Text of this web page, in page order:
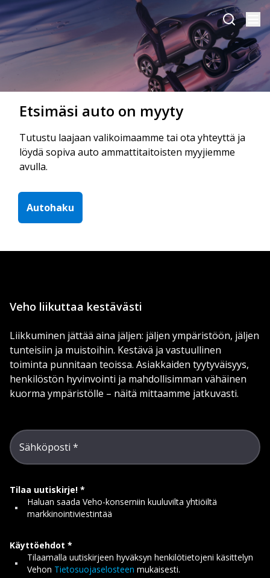
Etsimäsi auto on myyty
Tutustu laajaan valikoimaamme tai ota yhteyttä ja
löydä sopiva auto ammattitaitoisten myyjiemme
avulla.
Autohaku
Veho liikuttaa kestävästi
Liikkuminen jättää aina jäljen: jäljen ympäristöön, jäljen
tunteisiin ja muistoihin. Kestävä ja vastuullinen
toiminta punnitaan teoissa. Asiakkaiden tyytyväisyys,
henkilöstön hyvinvointi ja mahdollisimman vähäinen
kuorma ympäristölle – näitä mittaamme jatkuvasti.
Sähköposti
Tilaa uutiskirje!
Haluan saada Veho-konserniin kuuluvilta yhtiöiltä
markkinointiviestintää
Käyttöehdot
Tilaamalla uutiskirjeen hyväksyn henkilötietojeni käsittelyn
Vehon Tietosuojaselosteen mukaisesti.